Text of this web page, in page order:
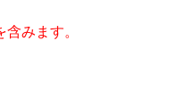
みます。